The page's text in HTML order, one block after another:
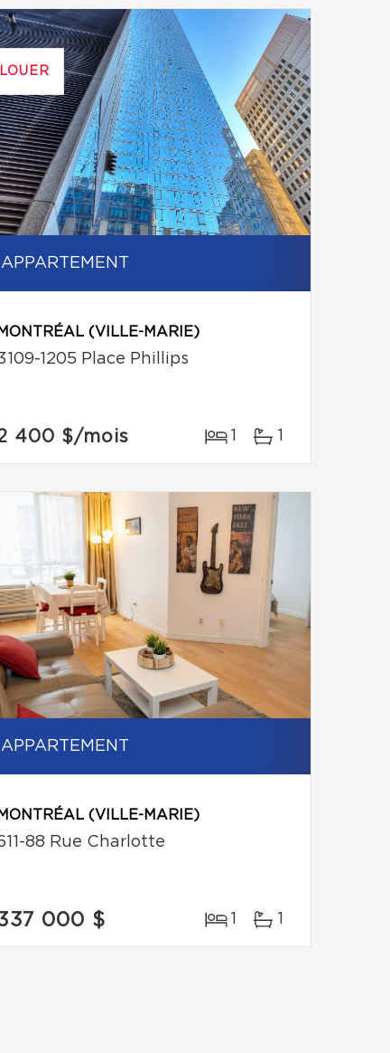
APPARTEMENT
MONTRÉAL (VILLE-MARIE)
1205 Place Phillips
400 $/mois 1 1
APPARTEMENT
MONTRÉAL (VILLE-MARIE)
88 Rue Charlotte
000 $ 1 1